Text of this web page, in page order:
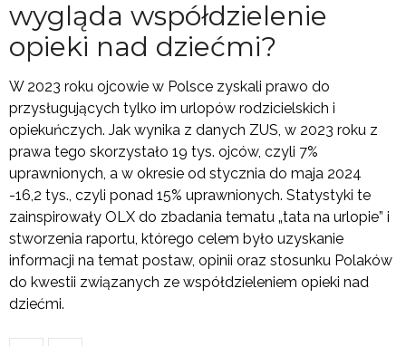
wygląda współdzielenie
opieki nad dziećmi?
W 2023 roku ojcowie w Polsce zyskali prawo do
przysługujących tylko im urlopów rodzicielskich i
opiekuńczych. Jak wynika z danych ZUS, w 2023 roku z
prawa tego skorzystało 19 tys. ojców, czyli 7%
uprawnionych, a w okresie od stycznia do maja 2024
-16,2 tys., czyli ponad 15% uprawnionych. Statystyki te
zainspirowały OLX do zbadania tematu „tata na urlopie” i
stworzenia raportu, którego celem było uzyskanie
informacji na temat postaw, opinii oraz stosunku Polaków
do kwestii związanych ze współdzieleniem opieki nad
dziećmi.